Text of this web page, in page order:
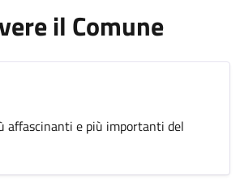
il Comune
affascinanti e più importanti del